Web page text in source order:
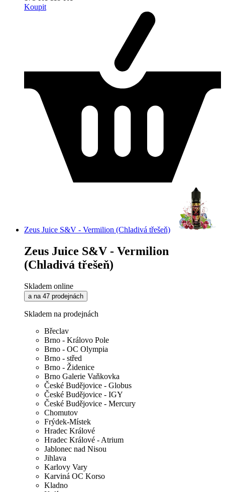
Koupit
Zeus Juice S&V - Vermilion (Chladivá třešeň)
Zeus Juice S&V - Vermilion
(Chladivá třešeň)
Skladem online
a na 47 prodejnách
Skladem na prodejnách
Břeclav
Brno - Královo Pole
Brno - OC Olympia
Brno - střed
Brno - Židenice
Brno Galerie Vaňkovka
České Budějovice - Globus
České Budějovice - IGY
České Budějovice - Mercury
Chomutov
Frýdek-Místek
Hradec Králové
Hradec Králové - Atrium
Jablonec nad Nisou
Jihlava
Karlovy Vary
Karviná OC Korso
Kladno